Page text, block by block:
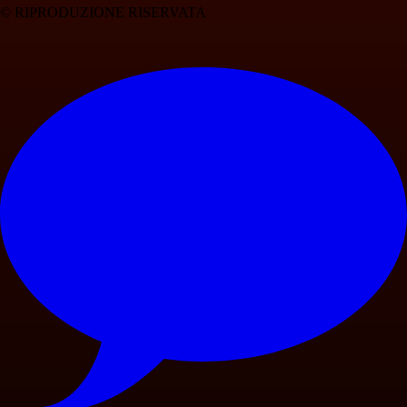
© RIPRODUZIONE RISERVATA